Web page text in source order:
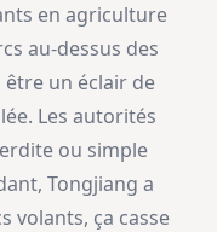
en agriculture
au-dessus des
être un éclair de
Les autorités
ou simple
Tongjiang a
volants, ça casse